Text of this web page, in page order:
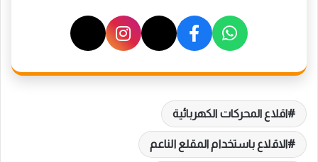
اقلاع المحركات الكهربائية
الاقلاع باستخدام المقلع الناعم